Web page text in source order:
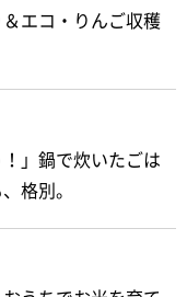
エコ・りんご収穫
！」鍋で炊いたごは
格別。